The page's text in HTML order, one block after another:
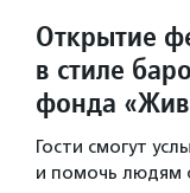
Открытие
в стиле
фонда
Гости смогут
и помочь людям